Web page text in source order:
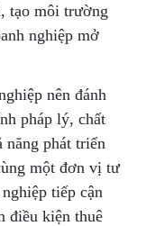
tạo môi trường
nghiệp mở
nên đánh
pháp lý, chất
phát triển
một đơn vị tư
tiếp cận
điều kiện thuê